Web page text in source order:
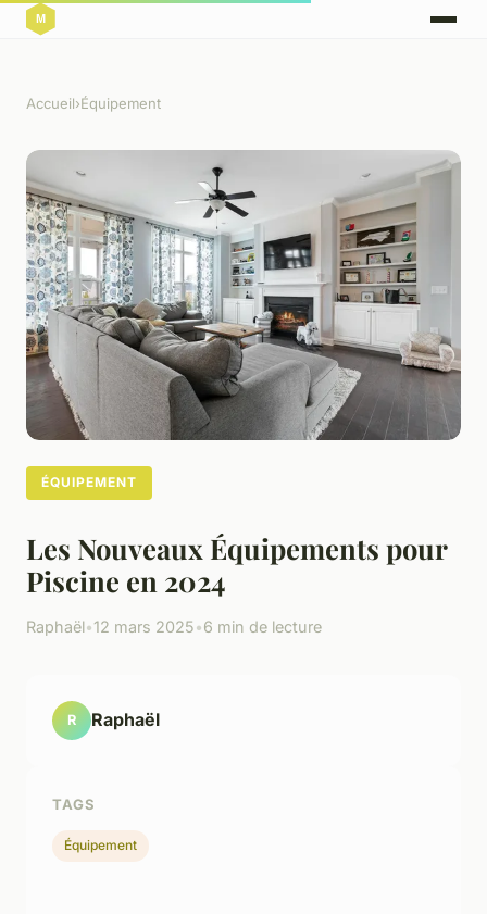
Accueil›Équipement
ÉQUIPEMENT
Les Nouveaux Équipements pour
Piscine en 2024
Raphaël•12 mars 2025•6 min de lecture
R Raphaël
TAGS
Équipement